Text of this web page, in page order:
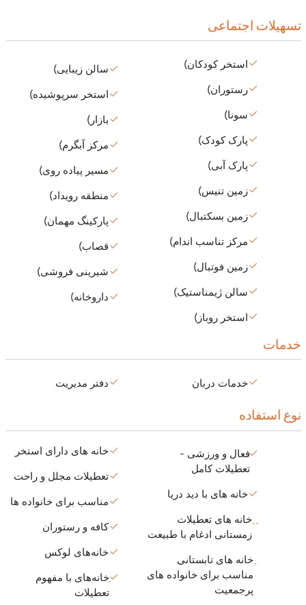
تسهیلات اجتماعی
استخر کودکان)
رستوران)
سونا)
پارک کودک)
پارک آبی)
زمین تنیس)
زمین بسکتبال)
مرکز تناسب اندام)
زمین فوتبال)
سالن ژیمناستیک)
استخر روباز)
سالن زیبایی)
استخر سرپوشیده)
بازار)
مرکز آبگرم)
مسیر پیاده روی)
منطقه رویداد)
پارکینگ مهمان)
قصاب)
شیرینی فروشی)
داروخانه)
خدمات
خدمات دربان دفتر مدیریت
نوع استفاده
فعال و ورزشی -
تعطیلات کامل
خانه های با دید دریا
خانه های تعطیلات
زمستانی ادغام با طبیعت
خانه های تابستانی
مناسب برای خانواده های
پرجمعیت
خانه های دارای استخر
تعطیلات مجلل و راحت
مناسب برای خانواده ها
کافه و رستوران
خانه‌های لوکس
خانه‌های با مفهوم
تعطیلات